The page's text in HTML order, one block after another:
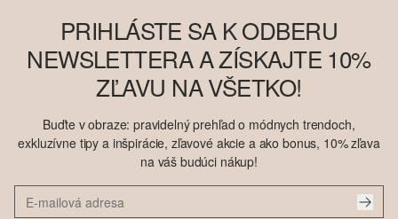
PRIHLÁSTE SA K ODBERU
NEWSLETTERA A ZÍSKAJTE 10%
ZĽAVU NA VŠETKO!
Buďte v obraze: pravidelný prehľad o módnych trendoch,
exkluzívne tipy a inšpirácie, zľavové akcie a ako bonus, 10% zľava
na váš budúci nákup!